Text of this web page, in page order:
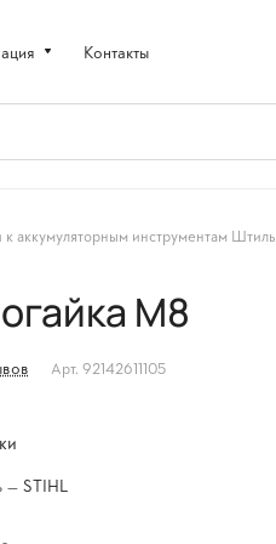
Контакты
аккумуляторным инструментам Штиль
M8
Арт. 92142611105
— STIHL